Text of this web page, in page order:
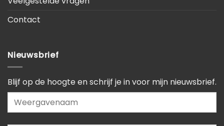
Contact
Nieuwsbrief
Blijf op de hoogte en schrijf je in voor mijn nieuwsbrief.